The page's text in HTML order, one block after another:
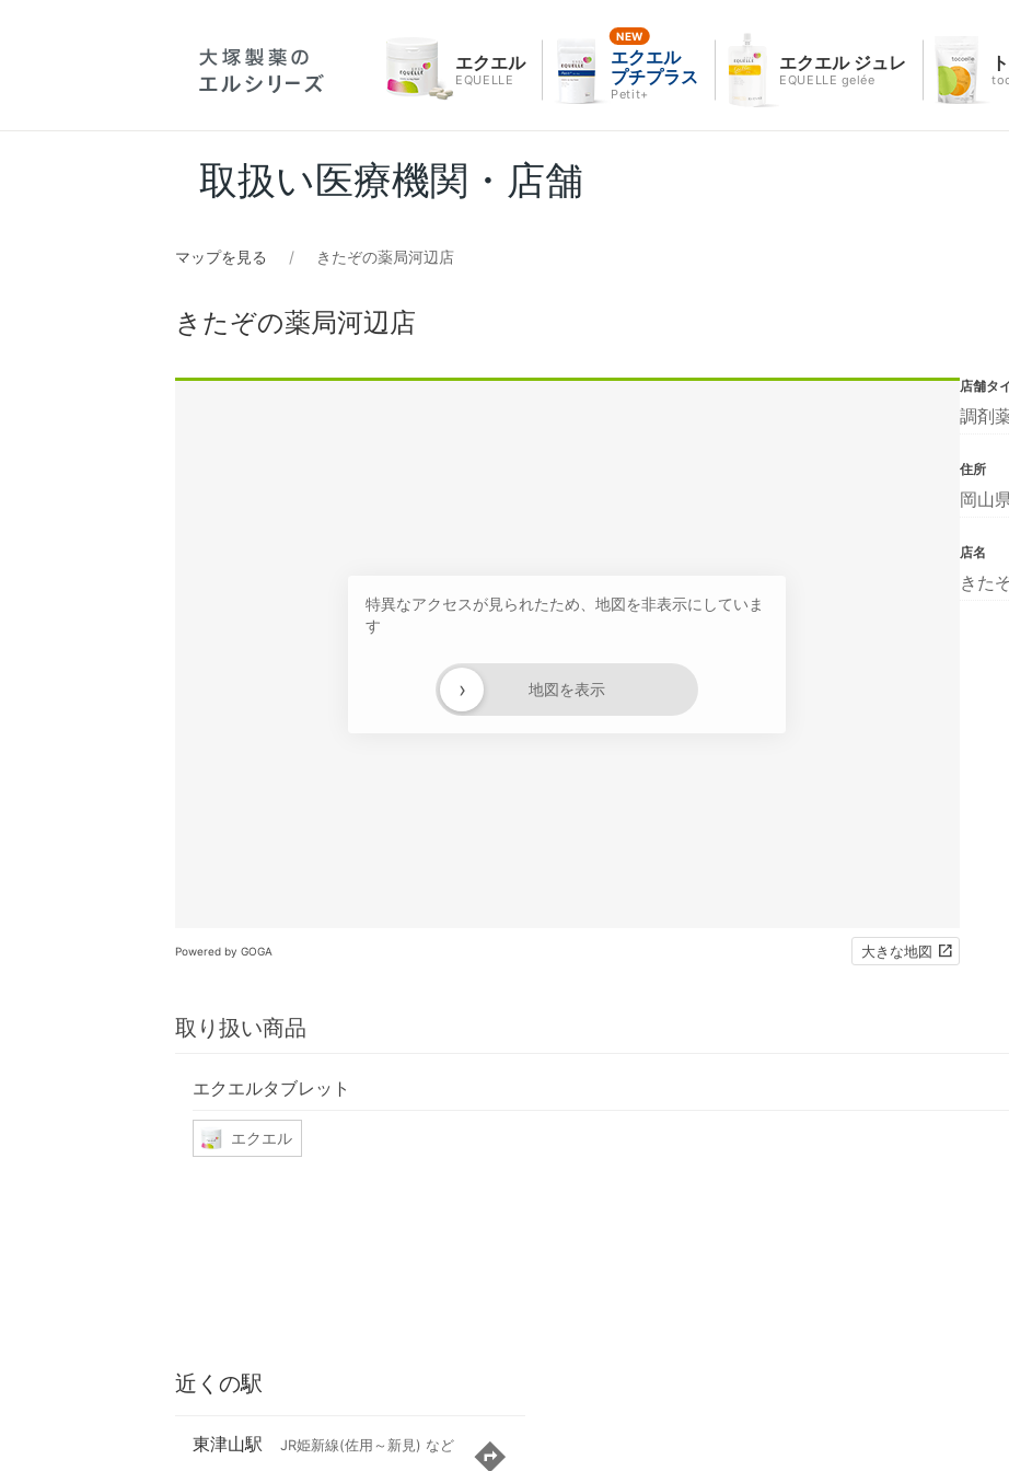
エクエル
EQUELLE
エクエル
プチプラス
Petit+
エクエル ジュレ
EQUELLE gelée
取扱い医療機関・店舗
マップを見る きたぞの薬局河辺店
きたぞの薬局河辺店
特異なアクセスが見られたため、地図を非表示にしていま
す
地図を表示
›
Powered by GOGA 大きな地図
取り扱い商品
エクエルタブレット
エクエル
店舗タ
調剤
住所
岡山
店名
きた
近くの駅
東津山駅 JR姫新線(佐用～新見) など